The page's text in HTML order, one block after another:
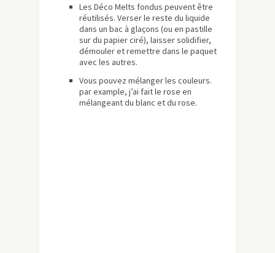
Les Déco Melts fondus peuvent être
réutilisés. Verser le reste du liquide
dans un bac à glaçons (ou en pastille
sur du papier ciré), laisser solidifier,
démouler et remettre dans le paquet
avec les autres.
Vous pouvez mélanger les couleurs.
par example, j’ai fait le rose en
mélangeant du blanc et du rose.